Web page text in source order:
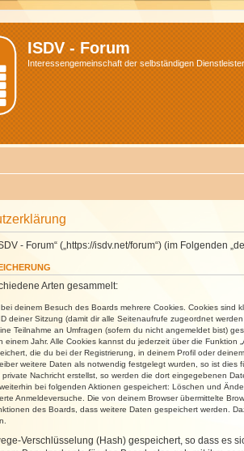
ISDV - Forum
Interessengemeinschaft der selbständigen
- Forum“ („https://isdv.net/forum“) (im
Arten gesammelt:
deinem Besuch des Boards mehrere Cookies. Cookies
deiner Sitzung (damit dir alle Seitenaufrufe zugeordnet
Teilnahme an Umfragen (sofern du nicht angemeldet bist)
Jahr. Alle Cookies kannst du jederzeit über die Funktion
die du bei der Registrierung, in deinem Profil oder
weitere Daten als notwendig festgelegt wurden, so ist dies
Nachricht erstellst, so werden die dort eingegebenen
bei folgenden Aktionen gespeichert: Löschen und
Anmeldeversuche. Die von deinem Browser übermittelte
des Boards, dass weitere Daten gespeichert werden.
Verschlüsselung (Hash) gespeichert, so dass es